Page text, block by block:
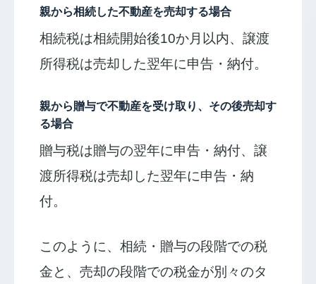
親から相続した不動産を売却する場合
相続税は相続開始後10か月以内、譲渡
所得税は売却した翌年に申告・納付。
親から贈与で不動産を受け取り、その後売却す
る場合
贈与税は贈与の翌年に申告・納付、譲
渡所得税は売却した翌年に申告・納
付。
このように、相続・贈与の段階での税
金と、売却の段階での税金が別々のタ